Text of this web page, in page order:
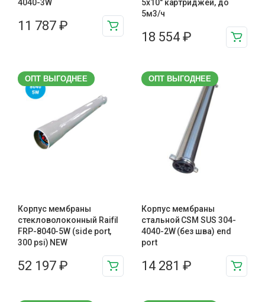
4040-3W
11 787 ₽
5х10″ картриджей, до
5м3/ч
18 554 ₽
ОПТ ВЫГОДНЕЕ
Корпус мембраны
стекловолоконный Raifil
FRP-8040-5W (side port,
300 psi) NEW
52 197 ₽
ОПТ ВЫГОДНЕЕ
Корпус мембраны
стальной CSM SUS 304-
4040-2W (без шва) end
port
14 281 ₽